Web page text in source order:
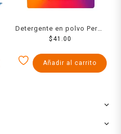
Detergente en polvo Persil
colores vivos 900 g
$41.00
Añadir al carrito